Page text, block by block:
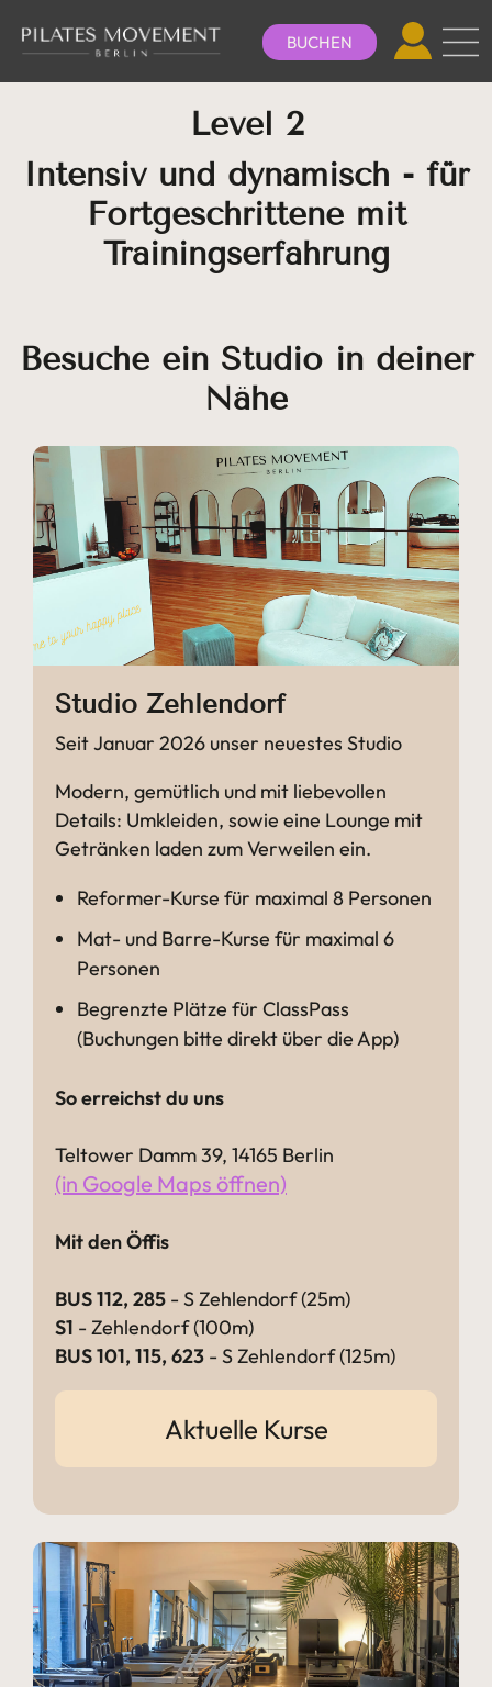
BUCHEN
Level 2
Intensiv und dynamisch - für
Fortgeschrittene mit
Trainingserfahrung
Besuche ein Studio in deiner
Nähe
Studio Zehlendorf
Seit Januar 2026 unser neuestes Studio
Modern, gemütlich und mit liebevollen
Details: Umkleiden, sowie eine Lounge mit
Getränken laden zum Verweilen ein.
Reformer-Kurse für maximal 8 Personen
Mat- und Barre-Kurse für maximal 6
Personen
Begrenzte Plätze für ClassPass
(Buchungen bitte direkt über die App)
So erreichst du uns
Teltower Damm 39, 14165 Berlin
(in Google Maps öffnen)
Mit den Öffis
BUS 112, 285 - S Zehlendorf (25m)
S1 - Zehlendorf (100m)
BUS 101, 115, 623 - S Zehlendorf (125m)
Aktuelle Kurse